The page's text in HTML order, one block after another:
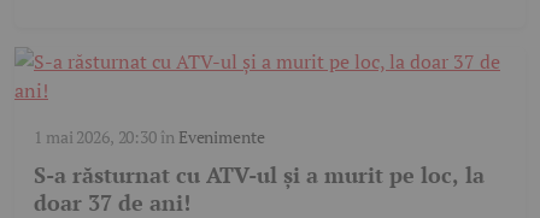
1 mai 2026, 20:30în Evenimente
S-a răsturnat cu ATV-ul și a murit pe loc, la
doar 37 de ani!